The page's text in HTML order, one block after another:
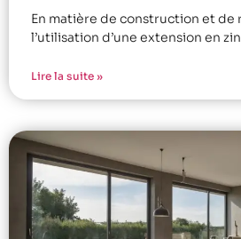
En matière de construction et de
l’utilisation d’une extension en
Lire la suite »